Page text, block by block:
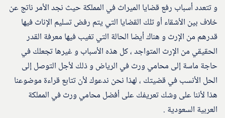
و تتعدد أسباب رفع قضايا الميراث في المملكة حيث نجد الأمر ناتج عن
خلاف بين الأشقاء أو تلك القضايا التي يتم رفض تسليم الإناث فيها
قدرهم من الإرث و هناك أيضا الحالة التي تغيب فيها معرفة القدر
الحقيقي من الإرث المتواجد ، كل هذه الأسباب و غيرها تجعلك في
حاجة ماسة إلى محامي ورث في الرياض و ذلك لأجل التوصل إلى
الحل الأنسب في قضيتك ، لهذا نحن ندعوك لأن تتابع قراءة موضوعنا
هذا لأننا على وشك تعريفك على أفضل محامي ورث في المملكة
العربية السعودية .